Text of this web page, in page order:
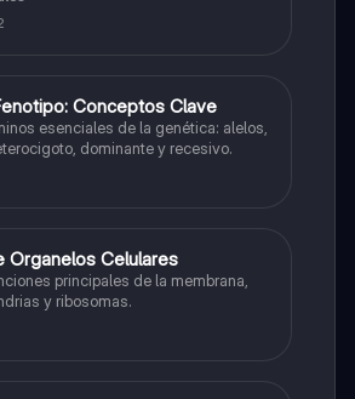
Conceptos Clave
esenciales de la genética: alelos,
dominante y recesivo.
Organelos Celulares
principales de la membrana,
y ribosomas.